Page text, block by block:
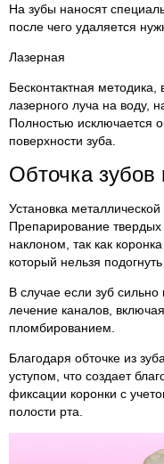
На зубы наносят
после чего удаляется
Лазерная
Бесконтактная методика,
лазерного луча на воду,
Полностью исключается
поверхности зуба.
Обточка зубов
Установка
Препарирование твердых
наклоном, так как
который нельзя
В случае если зуб
лечение каналов,
пломбированием.
Благодаря обточке из
уступом, что создает
фиксации коронки с
полости рта.